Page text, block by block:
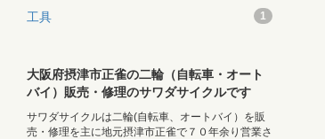
工具 1
大阪府摂津市正雀の二輪（自転車・オート
バイ）販売・修理のサワダサイクルです
サワダサイクルは二輪(自転車、オートバイ）を販
売・修理を主に地元摂津市正雀で７０年余り営業さ